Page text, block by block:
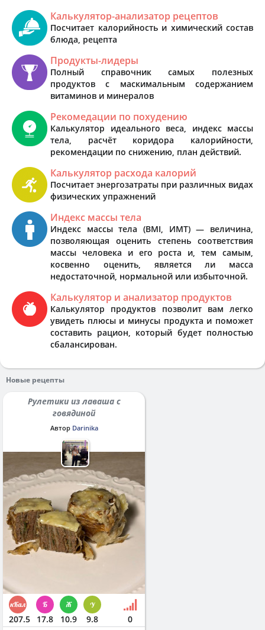
Калькулятор-анализатор рецептов
Посчитает калорийность и химический состав
блюда, рецепта
Продукты-лидеры
Полный справочник самых полезных
продуктов с маскимальным содержанием
витаминов и минералов
Рекомедации по похудению
Калькулятор идеального веса, индекс массы
тела, расчёт коридора калорийности,
рекомендации по снижению, план действий.
Калькулятор расхода калорий
Посчитает энергозатраты при различных видах
физических упражнений
Индекс массы тела
Индекс массы тела (BMI, ИМТ) — величина,
позволяющая оценить степень соответствия
массы человека и его роста и, тем самым,
косвенно оценить, является ли масса
недостаточной, нормальной или избыточной.
Калькулятор и анализатор продуктов
Калькулятор продуктов позволит вам легко
увидеть плюсы и минусы продукта и поможет
составить рацион, который будет полностью
сбалансирован.
Новые рецепты
Рулетики из лаваша с
говядиной
Автор Darinika
207.5 17.8 10.9 9.8 0